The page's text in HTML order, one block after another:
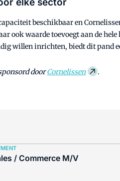
elke sector
beschikbaar en
ook waarde toevoegt aan de
willen inrichten, biedt dit pand
doorCornelissen .
/ Commerce M/V